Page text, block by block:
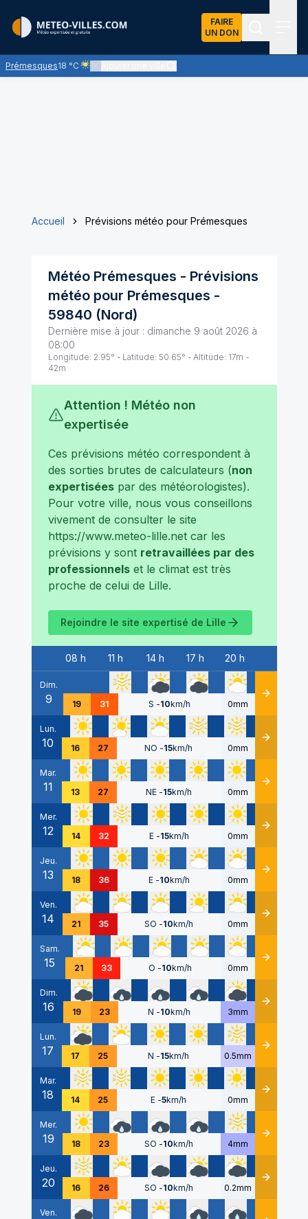
FAIRE
UN DON
Prémesques18 °C
Ciel voilé par des nuages d'altitude, ternissant plus ou
Accueil Prévisions météo pour Prémesques
Météo Prémesques - Prévisions
météo pour Prémesques -
59840 (Nord)
Dernière mise à jour : dimanche 9 août 2026 à
08:00
Longitude: 2.95° - Latitude: 50.65° - Altitude: 17m -
42m
Attention ! Météo non
expertisée
Ces prévisions météo correspondent à
des sorties brutes de calculateurs (non
expertiséespar des météorologistes).
Pour votre ville, nous vous conseillons
vivement de consulter le site
https://www.meteo-lille.net car les
prévisions y sont retravaillées par des
professionnelset le climat est très
proche de celui de Lille.
Rejoindre le site expertisé de Lille
Date
08 h 11 h 14 h 17 h 20 h
Dim.
9 19 31 S -10km/h 0mm Détails
Lun.
10 16 27 NO -15km/h 0mm Détails
Mar.
11 13 27 NE -15km/h 0mm Détails
Mer.
12 14 32 E -15km/h 0mm Détails
Jeu.
13 18 36 E -10km/h 0mm Détails
Ven.
14 21 35 SO -10km/h 0mm Détails
Sam.
15 21 33 O -10km/h 0mm Détails
Dim.
16 19 23 N -10km/h 3mm Détails
Lun.
17 17 25 N -15km/h 0.5mm Détails
Mar.
18 14 25 E -5km/h 0mm Détails
Mer.
19 18 23 SO -10km/h 4mm Détails
Jeu.
20 16 26 SO -10km/h 0.2mm Détails
Ven.